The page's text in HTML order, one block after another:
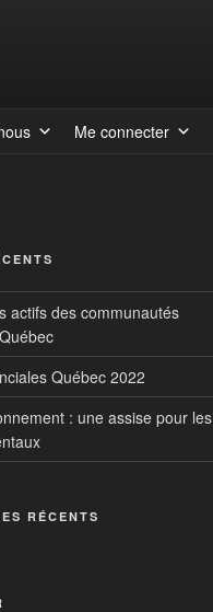
Me connecter
actifs des communautés
Québec 2022
: une assise pour les
RÉCENTS